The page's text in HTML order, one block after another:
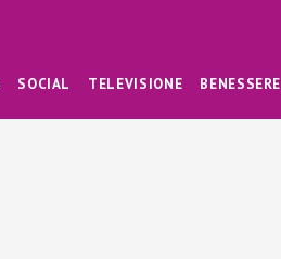
SOCIAL TELEVISIONE BENESSERE